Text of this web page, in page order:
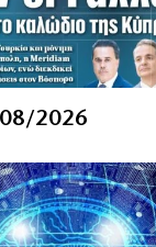
2026